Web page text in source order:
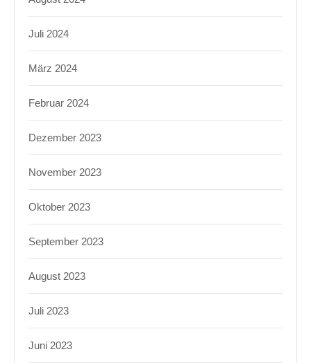
Juli 2024
März 2024
Februar 2024
Dezember 2023
November 2023
Oktober 2023
September 2023
August 2023
Juli 2023
Juni 2023